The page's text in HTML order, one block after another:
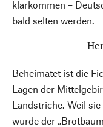
klarkommen –
bald selten werden.
Beheimatet ist die
Lagen der
Landstriche. Weil
wurde der